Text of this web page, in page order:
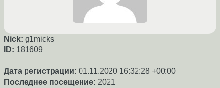
Nick: g1micks
ID: 181609
Дата регистрации: 01.11.2020 16:32:28 +00:00
Последнее посещение: 2021